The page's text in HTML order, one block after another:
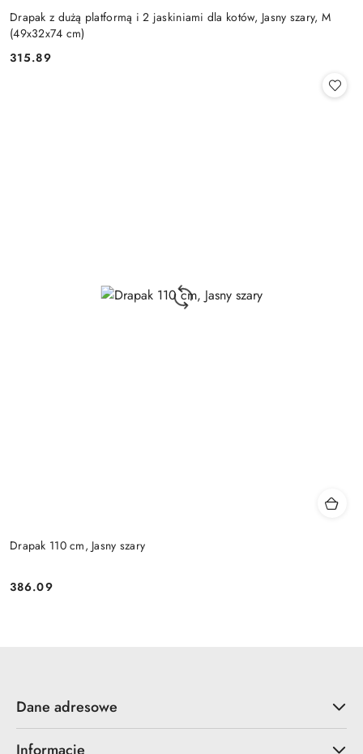
Drapak z dużą platformą i 2 jaskiniami dla kotów, Jasny szary, M
(49x32x74 cm)
Cena:
315.89
Drapak 110 cm, Jasny szary
Cena:
386.09
Dane adresowe
Informacje